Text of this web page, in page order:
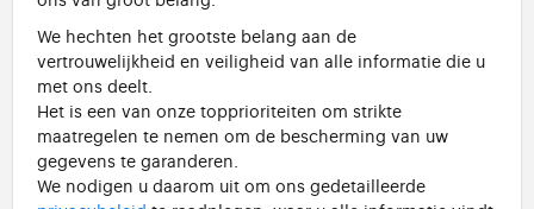
We hechten het grootste belang aan de
vertrouwelijkheid en veiligheid van alle informatie die u
met ons deelt.
Het is een van onze topprioriteiten om strikte
maatregelen te nemen om de bescherming van uw
gegevens te garanderen.
We nodigen u daarom uit om ons gedetailleerde